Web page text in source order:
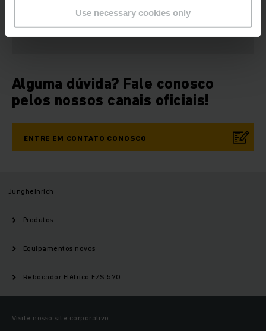
Use necessary cookies only
Alguma dúvida? Fale conosco
pelos nossos canais oficiais!
ENTRE EM CONTATO CONOSCO
Jungheinrich
Produtos
Equipamentos novos
Rebocador Elétrico EZS 570
Visite nosso site corporativo